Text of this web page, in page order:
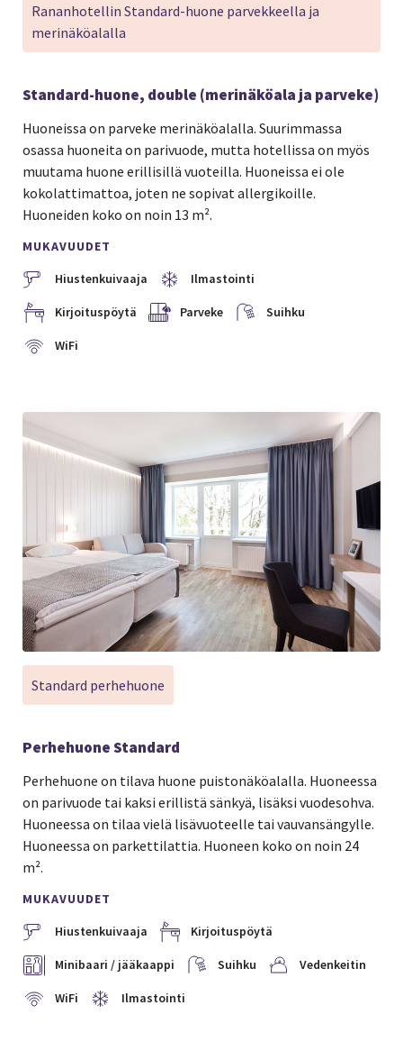
Rananhotellin Standard-huone parvekkeella ja
merinäköalalla
Standard-huone, double (merinäköala ja parveke)
Huoneissa on parveke merinäköalalla. Suurimmassa
osassa huoneita on parivuode, mutta hotellissa on myös
muutama huone erillisillä vuoteilla. Huoneissa ei ole
kokolattimattoa, joten ne sopivat allergikoille.
Huoneiden koko on noin 13 m².
MUKAVUUDET
Hiustenkuivaaja
Ilmastointi
Kirjoituspöytä Parveke Suihku
WiFi
Standard perhehuone
Perhehuone Standard
Perhehuone on tilava huone puistonäköalalla. Huoneessa
on parivuode tai kaksi erillistä sänkyä, lisäksi vuodesohva.
Huoneessa on tilaa vielä lisävuoteelle tai vauvansängylle.
Huoneessa on parkettilattia. Huoneen koko on noin 24
m².
MUKAVUUDET
Hiustenkuivaaja
Kirjoituspöytä
Minibaari / jääkaappi Suihku Vedenkeitin
WiFi Ilmastointi